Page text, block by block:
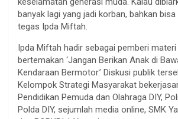
banyak lagi yang jadi korban, bahkan
tegas Ipda Miftah.
Ipda Miftah hadir sebagai pemberi
bertemakan ‘Jangan Berikan Anak di
Kendaraan Bermotor.’ Diskusi publik
Kelompok Strategi Masyarakat
Pendidikan Pemuda dan Olahraga DIY,
Polda DIY, sejumlah media online, SMK